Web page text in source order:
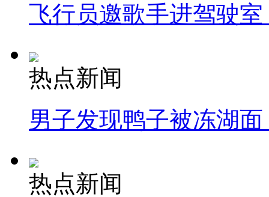
飞行员邀歌手进驾驶
热点新闻
男子发现鸭子被冻湖
热点新闻